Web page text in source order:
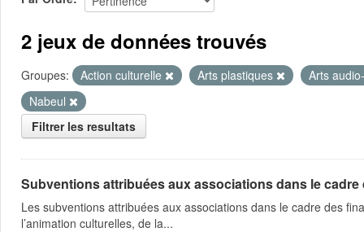
2 jeux de données trouvés
Groupes: Action culturelle Arts plastiques
Arts
Nabeul
Filtrer les resultats
Subventions attribuées aux associations dans le
Les subventions attribuées aux associations dans le cadre des
l’animation culturelles, de la...